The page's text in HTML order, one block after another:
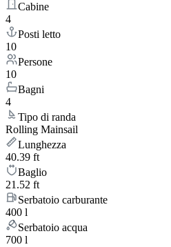
Cabine
4
Posti letto
10
Persone
10
Bagni
4
Tipo di randa
Rolling Mainsail
Lunghezza
40.39 ft
Baglio
21.52 ft
Serbatoio carburante
400 l
Serbatoio acqua
700 l